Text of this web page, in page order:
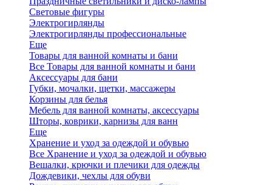
Световые фигуры
Электрогирлянды
Электрогирлянды профессиональные
Еще
Товары для ванной комнаты и бани
Все Товары для ванной комнаты и бани
Аксессуары для бани
Губки, мочалки, щетки, массажеры
Корзины для белья
Мебель для ванной комнаты, аксессуары
Шторы, коврики, карнизы для ванн
Еще
Хранение и уход за одеждой и обувью
Все Хранение и уход за одеждой и обувью
Вешалки, крючки и плечики для одежды
Дождевики, чехлы для обуви